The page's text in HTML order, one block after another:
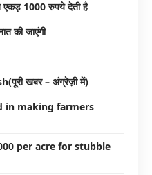
एकड़ 1000 रुपये देती है
की जाएंगी
खबर – अंग्रेज़ी में)
in making farmers
per acre for stubble